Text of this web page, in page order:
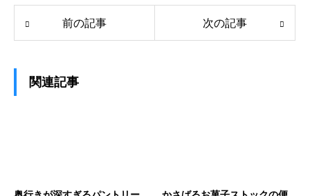
前の記事 次の記事
関連記事